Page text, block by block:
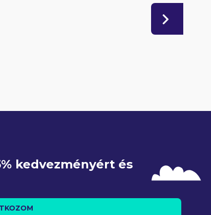
kedvezményért és